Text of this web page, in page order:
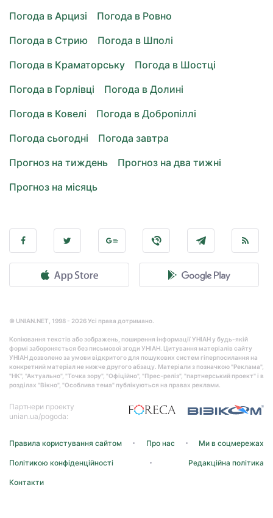
Погода в Арцизі
Погода в Ровно
Погода в Стрию
Погода в Шполі
Погода в Краматорську
Погода в Шостці
Погода в Горлівці
Погода в Долині
Погода в Ковелі
Погода в Добропіллі
Погода сьогодні
Погода завтра
Прогноз на тиждень
Прогноз на два тижні
Прогноз на місяць
© UNIAN.NET, 1998 - 2026 Усі права дотримано.
Копіювання текстів або зображень, поширення інформації УНІАН у будь-якій
формі забороняється без письмової згоди УНІАН. Цитування матеріалів сайту
УНІАН дозволено за умови відкритого для пошукових систем гіперпосилання на
конкретний матеріал не нижче другого абзацу. Матеріали з позначкою "Реклама",
"НК", "Актуально", "Точка зору", "Офіційно", "Прес-реліз", "партнерський проект" і в
розділах "Вікно", "Особлива тема" публікуються на правах реклами.
Партнери проекту
unian.ua/pogoda:
Правила користування сайтом Про нас Ми в соцмережах
Політикою конфіденційності Редакційна політика
Контакти